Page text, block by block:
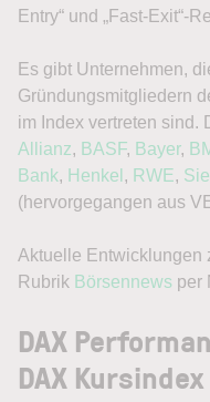
Entry“ und „Fast-Exit“-
Es gibt Unternehmen,
Gründungsmitgliedern
im Index vertreten sind.
Allianz, BASF, Bayer,
Bank, Henkel , RWE,
(hervorgegangen aus
Aktuelle Entwicklungen
Rubrik Börsennews per
DAX
DAX Kursindex